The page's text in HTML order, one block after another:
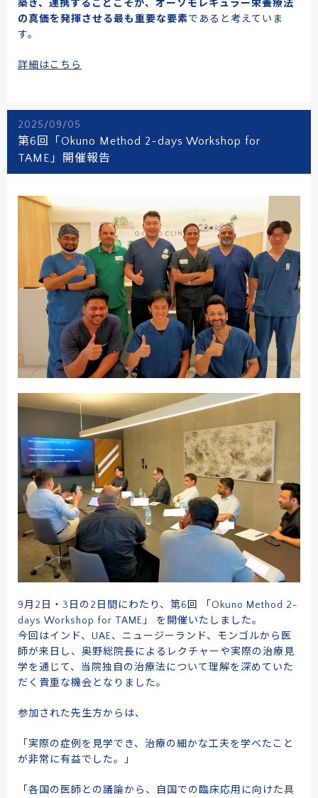
築き、連携することこそが、オーソモレキュラー栄養療法
の真価を発揮させる最も重要な要素であると考えていま
す。
詳細はこちら
2025/09/05
第6回「Okuno Method 2-days Workshop for
TAME」開催報告
9月2日・3日の2日間にわたり、第6回 「Okuno Method 2-
days Workshop for TAME」 を開催いたしました。
今回はインド、UAE、ニュージーランド、モンゴルから医
師が来日し、奥野総院長によるレクチャーや実際の治療見
学を通じて、当院独自の治療法について理解を深めていた
だく貴重な機会となりました。
参加された先生方からは、
「実際の症例を見学でき、治療の細かな工夫を学べたこと
が非常に有益でした。」
「各国の医師との議論から、自国での臨床応用に向けた具